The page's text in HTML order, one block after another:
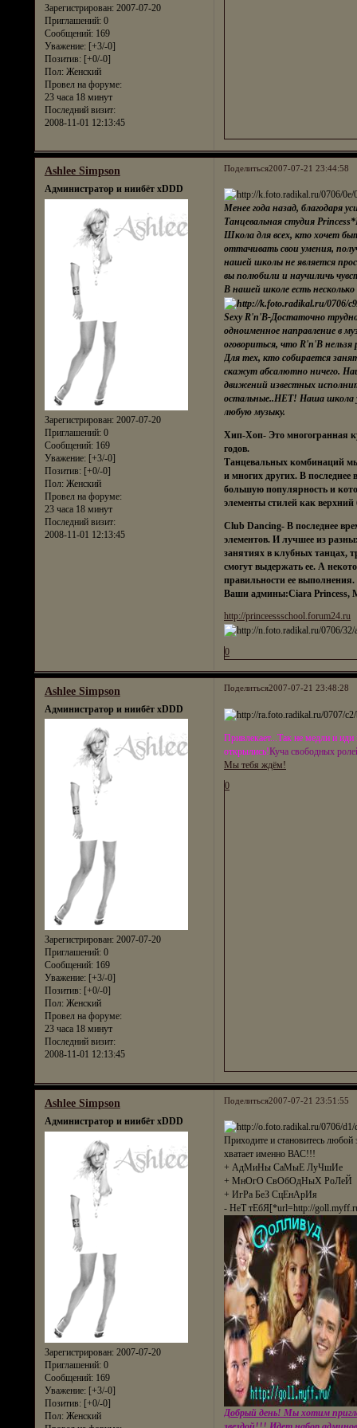
Зарегистрирован: 2007-07-20
Приглашений:0
Сообщений:169
Уважение: [+3/-0]
Позитив: [+0/-0]
Пол:Женский
Провел на форуме:
23 часа 18 минут
Последний визит:
2008-11-01 12:13:45
Поделиться2007-07-21 23:44:58
Ashlee Simpson
Администратор и ниибёт xDDD
Зарегистрирован: 2007-07-20
Приглашений:0
Сообщений:169
Уважение: [+3/-0]
Позитив: [+0/-0]
Пол:Женский
Провел на форуме:
23 часа 18 минут
Последний визит:
2008-11-01 12:13:45
Менее года назад, благодаря
Танцевальная студия
Школа для всех, кто хочет
оттачивать свои умения,
нашей школы не является
вы полюбили и научиличь
В нашей школе есть
Sexy R'n'B-Достаточно
одноименное направление в
оговориться, что R'n'B
Для тех, кто собирается
скажут абсалютно ничего.
движений известных
остальные..НЕТ! Наша школа
любую музыку.
Хип-Хоп- Это многогранная
годов.
Танцевальных комбинаций
и многих других. В
большую популярность и
элементы стилей как верхний
Club Dancing- В последнее
элементов. И лучшее из
занятиях в клубных танцах,
смогут выдержать ее. А
правильности ее выполнения.
Ваши админы:Ciara Princess,
http://princeessschool.forum24.ru
0
Поделиться2007-07-21 23:48:28
Ashlee Simpson
Администратор и ниибёт xDDD
Зарегистрирован: 2007-07-20
Приглашений:0
Сообщений:169
Уважение: [+3/-0]
Позитив: [+0/-0]
Пол:Женский
Провел на форуме:
23 часа 18 минут
Последний визит:
2008-11-01 12:13:45
Привлекает...Так не медли и
открылись!Куча свободных
Мы тебя ждём!
0
Поделиться2007-07-21 23:51:55
Ashlee Simpson
Администратор и ниибёт xDDD
Зарегистрирован: 2007-07-20
Приглашений:0
Сообщений:169
Уважение: [+3/-0]
Позитив: [+0/-0]
Пол:Женский
Приходите и становитесь
хватает именно ВАС!!!
+ АдМиНы СаМыЕ ЛуЧшИе
+ МнОгО СвОбОдНыХ РоЛеЙ
+ ИгРа БеЗ СцЕнАрИя
- НеТ тЕбЯ[*url=http://
Добрый день! Мы хотим